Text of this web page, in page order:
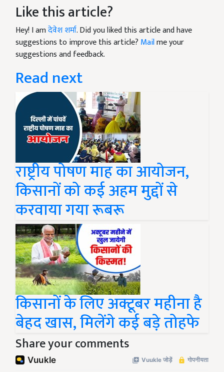
Like this article?
Hey! I amदेवेश शर्मा. Did you liked this article and have
suggestions to improve this article? Mailme your
suggestions and feedback.
Read next
राष्ट्रीय पोषण माह का आयोजन,
किसानों को कई अहम मुद्दों से
करवाया गया रूबरू
किसानों के लिए अक्टूबर महीना है
बेहद खास, मिलेंगे कई बड़े तोहफे
Share your comments